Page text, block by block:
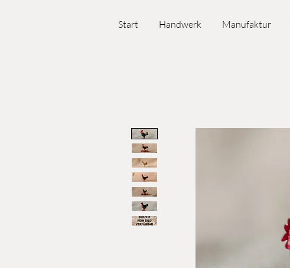
Start Handwerk Manufaktur